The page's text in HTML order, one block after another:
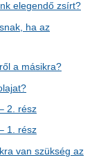
elegendő zsírt?
ha az
a másikra?
2. rész
1. rész
van szükség az